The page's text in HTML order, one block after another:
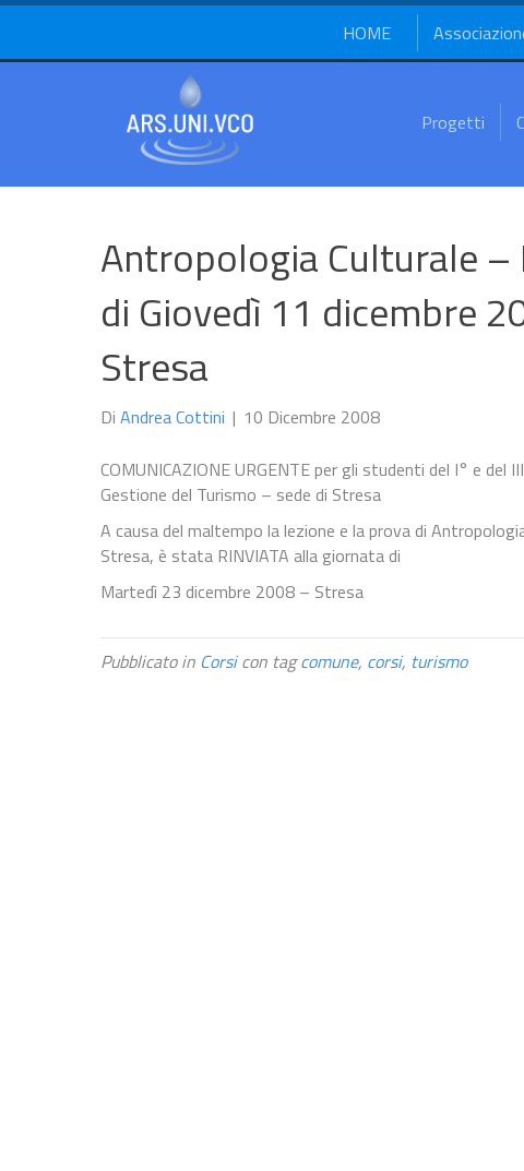
HOME
Progetti
Antropologia Culturale –
di Giovedì 11 dicembre
Stresa
Di Andrea Cottini | 10 Dicembre 2008
COMUNICAZIONE URGENTE per gli studenti del I° e del
Gestione del Turismo – sede di Stresa
A causa del maltempo la lezione e la prova di
Stresa, è stata RINVIATA alla giornata di
Martedì 23 dicembre 2008 – Stresa
Pubblicato in Corsicon tagcomune, corsi, turismo